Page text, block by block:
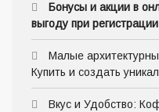
Бонусы и акции в
выгоду при регистрации
Малые
Купить и создать
Вкус и Удобство: